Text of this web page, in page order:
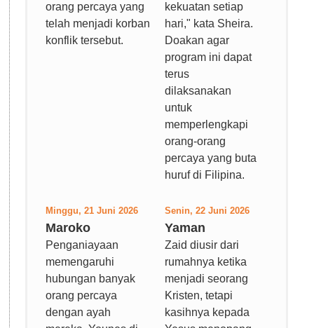
orang percaya yang
telah menjadi korban
konflik tersebut.
kekuatan setiap
hari," kata Sheira.
Doakan agar
program ini dapat
terus
dilaksanakan
untuk
memperlengkapi
orang-orang
percaya yang buta
huruf di Filipina.
Minggu, 21 Juni 2026
Maroko
Penganiayaan
memengaruhi
hubungan banyak
orang percaya
dengan ayah
Senin, 22 Juni 2026
Yaman
Zaid diusir dari
rumahnya ketika
menjadi seorang
Kristen, tetapi
kasihnya kepada